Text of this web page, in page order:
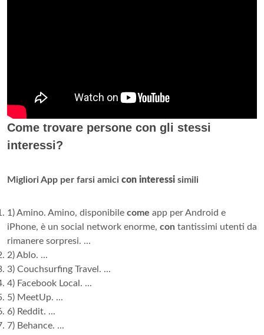
Come trovare persone con gli stessi
interessi?
Migliori App per farsi amici con interessi simili
1) Amino. Amino, disponibile come app per Android e
iPhone, è un social network enorme, con tantissimi utenti da
rimanere sorpresi. ...
2) Ablo. ...
3) Couchsurfing Travel. ...
4) Facebook Local. ...
5) MeetUp. ...
6) Reddit. ...
7) Behance. ...